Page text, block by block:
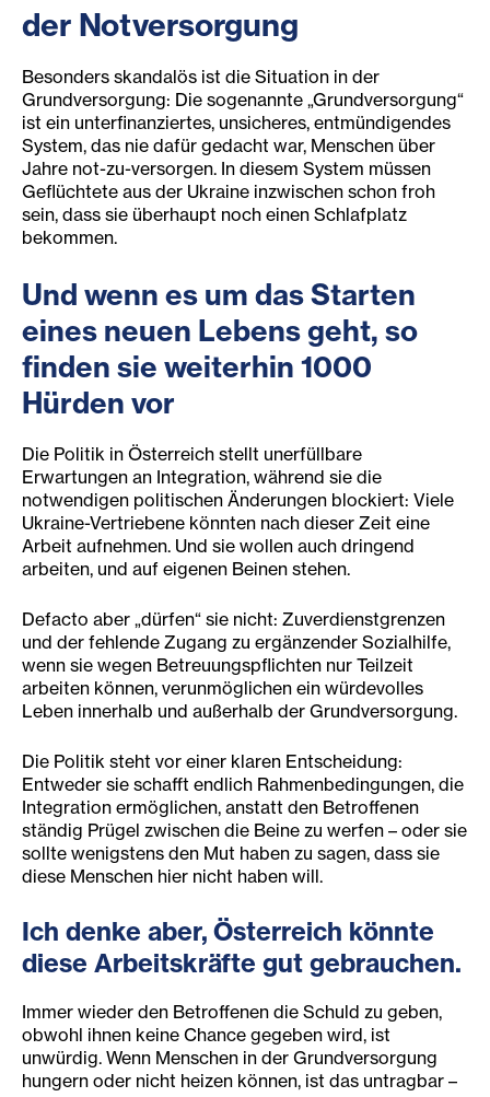
der Notversorgung
Besonders skandalös ist die Situation in der
Grundversorgung: Die sogenannte „Grundversorgung“
ist ein unterfinanziertes, unsicheres, entmündigendes
System, das nie dafür gedacht war, Menschen über
Jahre not-zu-versorgen. In diesem System müssen
Geflüchtete aus der Ukraine inzwischen schon froh
sein, dass sie überhaupt noch einen Schlafplatz
bekommen.
Und wenn es um das Starten
eines neuen Lebens geht, so
finden sie weiterhin 1000
Hürden vor
Die Politik in Österreich stellt unerfüllbare
Erwartungen an Integration, während sie die
notwendigen politischen Änderungen blockiert: Viele
Ukraine-Vertriebene könnten nach dieser Zeit eine
Arbeit aufnehmen. Und sie wollen auch dringend
arbeiten, und auf eigenen Beinen stehen.
Defacto aber „dürfen“ sie nicht: Zuverdienstgrenzen
und der fehlende Zugang zu ergänzender Sozialhilfe,
wenn sie wegen Betreuungspflichten nur Teilzeit
arbeiten können, verunmöglichen ein würdevolles
Leben innerhalb und außerhalb der Grundversorgung.
Die Politik steht vor einer klaren Entscheidung:
Entweder sie schafft endlich Rahmenbedingungen, die
Integration ermöglichen, anstatt den Betroffenen
ständig Prügel zwischen die Beine zu werfen – oder sie
sollte wenigstens den Mut haben zu sagen, dass sie
diese Menschen hier nicht haben will.
Ich denke aber, Österreich könnte
diese Arbeitskräfte gut gebrauchen.
Immer wieder den Betroffenen die Schuld zu geben,
obwohl ihnen keine Chance gegeben wird, ist
unwürdig. Wenn Menschen in der Grundversorgung
hungern oder nicht heizen können, ist das untragbar –